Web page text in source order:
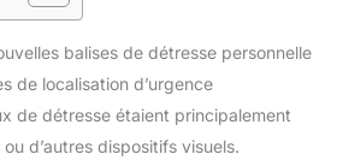
balises de détresse personnelle
de localisation d’urgence
de détresse étaient principalement
d’autres dispositifs visuels.